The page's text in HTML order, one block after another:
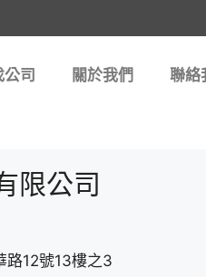
公司 關於我們 聯絡
限公司
路12號13樓之3